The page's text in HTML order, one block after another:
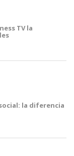
TV la
la diferencia